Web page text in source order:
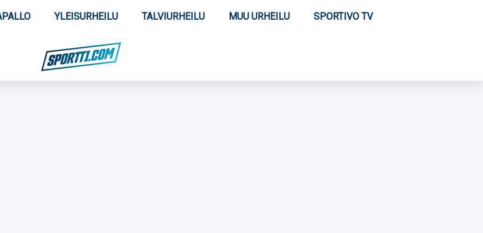
YLEISURHEILU TALVIURHEILU MUU URHEILU SPORTIVO TV